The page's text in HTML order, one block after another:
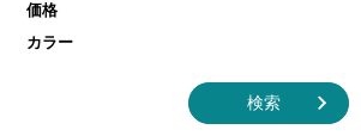
価格
カラー
検索